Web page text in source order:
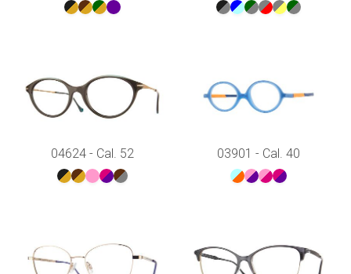
04624 - Cal. 52 03901 - Cal. 40